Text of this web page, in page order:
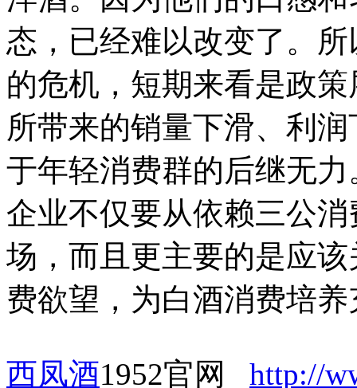
态，已经难以改变了。
的危机，短期来看是政
所带来的销量下滑、利
于年轻消费群的后继无
企业不仅要从依赖三公
场，而且更主要的是应
费欲望，为白酒消费培
西凤酒1952官网 http://